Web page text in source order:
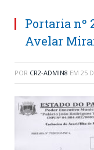
Portaria nº
Avelar
POR CR2-ADMIN8 EM 25